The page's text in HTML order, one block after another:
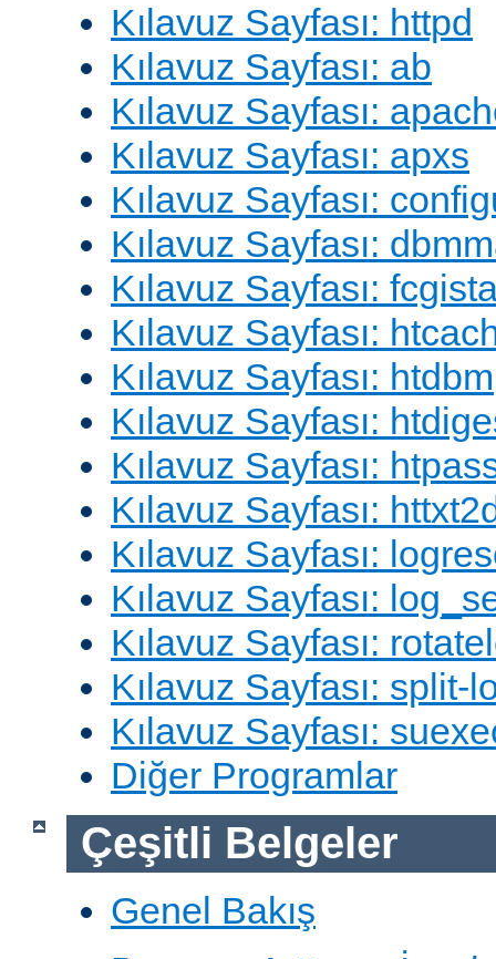
Kılavuz Sayfası: httpd
Kılavuz Sayfası: ab
Kılavuz Sayfası:
Kılavuz Sayfası: apxs
Kılavuz Sayfası:
Kılavuz Sayfası:
Kılavuz Sayfası:
Kılavuz Sayfası:
Kılavuz Sayfası: htdbm
Kılavuz Sayfası:
Kılavuz Sayfası:
Kılavuz Sayfası:
Kılavuz Sayfası:
Kılavuz Sayfası:
Kılavuz Sayfası:
Kılavuz Sayfası: split-
Kılavuz Sayfası:
Diğer Programlar
Çeşitli Belgeler
Genel Bakış